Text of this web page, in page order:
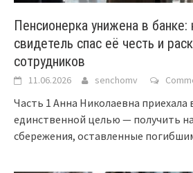
Пенсионерка унижена в банке:
свидетель спас её честь и
сотрудников
11.06.2026 senchomv
Часть 1 Анна Николаевна приехала
единственной целью — получить
сбережения, оставленные